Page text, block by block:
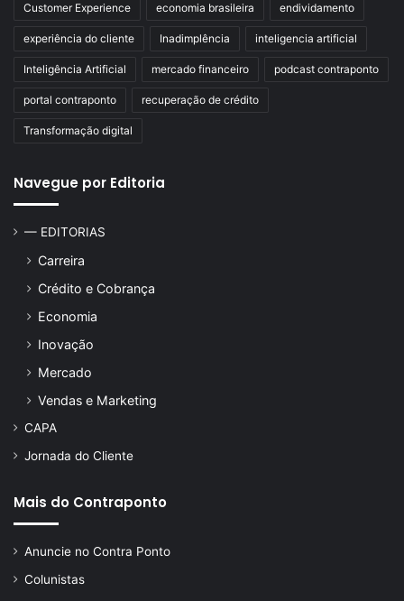
Customer Experience economia brasileira endividamento
experiência do cliente Inadimplência inteligencia artificial
Inteligência Artificial mercado financeiro podcast contraponto
portal contraponto recuperação de crédito
Transformação digital
Navegue por Editoria
— EDITORIAS
Carreira
Crédito e Cobrança
Economia
Inovação
Mercado
Vendas e Marketing
CAPA
Jornada do Cliente
Mais do Contraponto
Anuncie no Contra Ponto
Colunistas